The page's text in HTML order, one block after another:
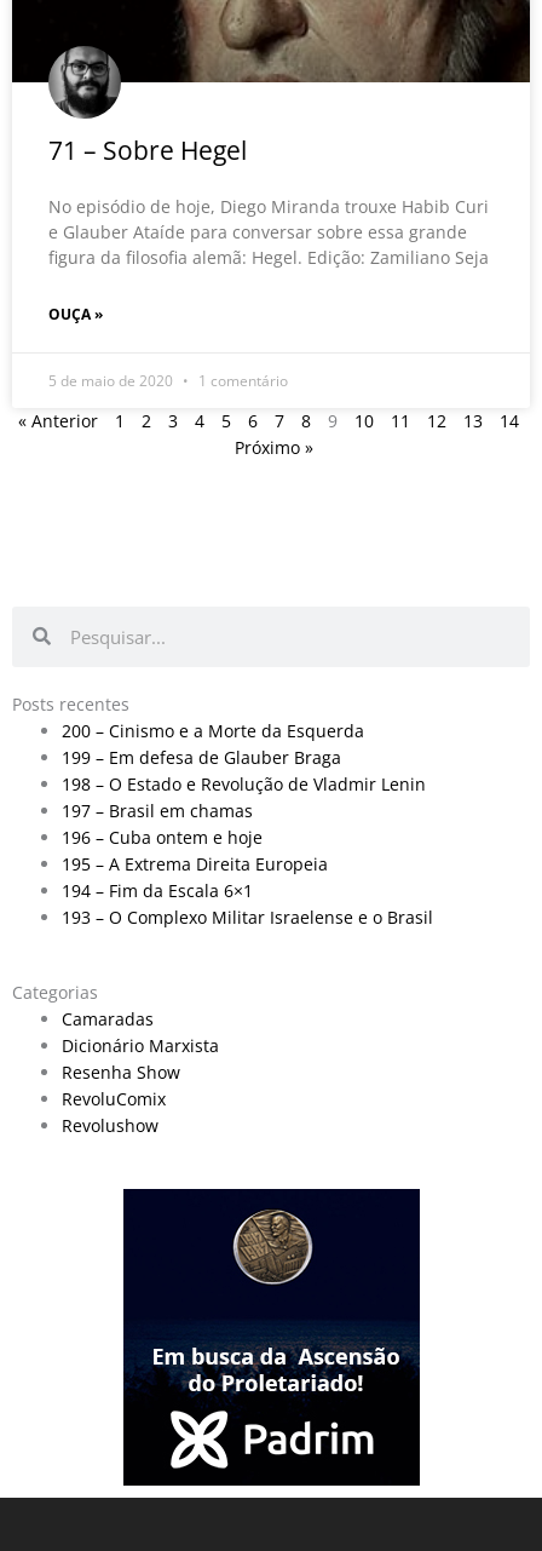
71 – Sobre Hegel
No episódio de hoje, Diego Miranda trouxe Habib Curi
e Glauber Ataíde para conversar sobre essa grande
figura da filosofia alemã: Hegel. Edição: Zamiliano Seja
OUÇA »
5 de maio de 2020 1 comentário
« Anterior 1 2 3 4 5 6 7 8 9 10 11 12 13
14
Próximo »
Posts recentes
200 – Cinismo e a Morte da Esquerda
199 – Em defesa de Glauber Braga
198 – O Estado e Revolução de Vladmir Lenin
197 – Brasil em chamas
196 – Cuba ontem e hoje
195 – A Extrema Direita Europeia
194 – Fim da Escala 6×1
193 – O Complexo Militar Israelense e o Brasil
Categorias
Camaradas
Dicionário Marxista
Resenha Show
RevoluComix
Revolushow